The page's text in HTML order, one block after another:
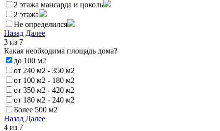
2 этажа мансарда и цоколь
2 этажа
Не определился
Назад Далее
3 из 7
Какая необходима площадь дома?
до 100 м2
от 240 м2 - 350 м2
от 100 м2 - 180 м2
от 350 м2 - 420 м2
от 180 м2 - 240 м2
Более 500 м2
Назад Далее
4 из 7